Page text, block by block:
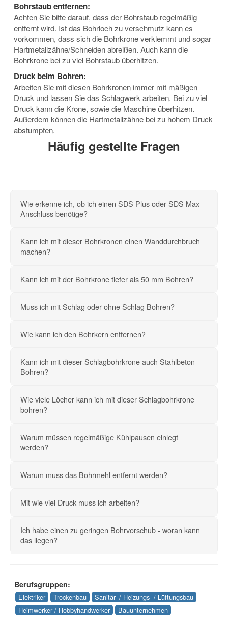
Bohrstaub entfernen:
Achten Sie bitte darauf, dass der Bohrstaub regelmäßig
entfernt wird. Ist das Bohrloch zu verschmutz kann es
vorkommen, dass sich die Bohrkrone verklemmt und sogar
Hartmetallzähne/Schneiden abreißen. Auch kann die
Bohrkrone bei zu viel Bohrstaub überhitzen.
Druck beim Bohren:
Arbeiten Sie mit diesen Bohrkronen immer mit mäßigen
Druck und lassen Sie das Schlagwerk arbeiten. Bei zu viel
Druck kann die Krone, sowie die Maschine überhitzen.
Außerdem können die Hartmetallzähne bei zu hohem Druck
abstumpfen.
Häufig gestellte Fragen
Wie erkenne ich, ob ich einen SDS Plus oder SDS Max
Anschluss benötige?
Kann ich mit dieser Bohrkronen einen Wanddurchbruch
machen?
Kann ich mit der Bohrkrone tiefer als 50 mm Bohren?
Muss ich mit Schlag oder ohne Schlag Bohren?
Wie kann ich den Bohrkern entfernen?
Kann ich mit dieser Schlagbohrkrone auch Stahlbeton
Bohren?
Wie viele Löcher kann ich mit dieser Schlagbohrkrone
bohren?
Warum müssen regelmäßige Kühlpausen einlegt
werden?
Warum muss das Bohrmehl entfernt werden?
Mit wie viel Druck muss ich arbeiten?
Ich habe einen zu geringen Bohrvorschub - woran kann
das liegen?
Berufsgruppen:
Elektriker Trockenbau
Sanitär- / Heizungs- / Lüftungsbau
Heimwerker / Hobbyhandwerker
Bauunternehmen